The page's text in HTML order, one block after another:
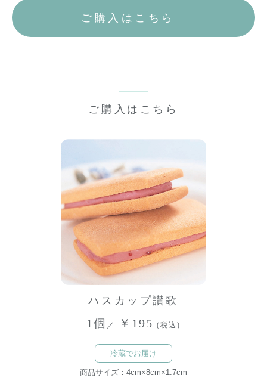
ご購入はこちら
ご購入はこちら
ハスカップ讃歌
1個 ／ ￥195 (税込)
冷蔵でお届け
商品サイズ：4cm×8cm×1.7cm